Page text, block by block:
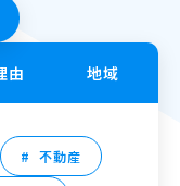
不動産
由 地域